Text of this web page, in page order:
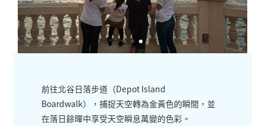
前往北谷日落步道（Depot Island
Boardwalk），捕捉天空轉為金黃色的瞬間，並
在落日餘暉中享受天空瞬息萬變的色彩。